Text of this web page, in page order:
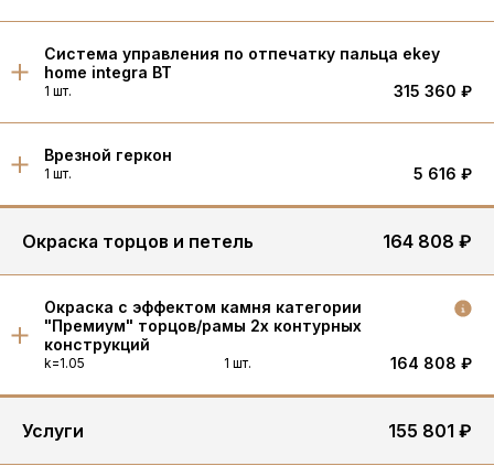
Система управления по отпечатку пальца ekey
home integra BT
1 шт. 315 360 ₽
Врезной геркон
1 шт. 5 616 ₽
Окраска торцов и петель 164 808 ₽
Окраска с эффектом камня категории
"Премиум" торцов/рамы 2х контурных
конструкций
k=1.05 1 шт. 164 808 ₽
Услуги 155 801 ₽